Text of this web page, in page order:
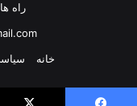
راه های
خانه